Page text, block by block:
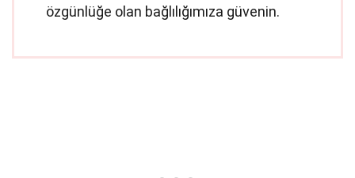
özgünlüğe olan bağlılığımıza güvenin.